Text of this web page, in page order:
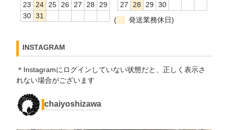
23
24 25 26 27 28
29
30 31
27
28 29
30
(
発送業務休日)
INSTAGRAM
＊Instagramにログインしていない状態だと、正しく表示さ
れない場合がございます
chaiyoshizawa